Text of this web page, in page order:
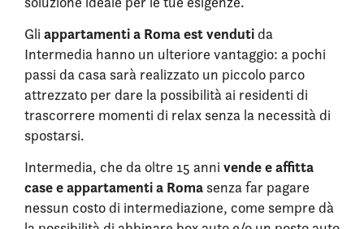
Gli appartamenti a Roma est venduti da
Intermedia hanno un ulteriore vantaggio: a pochi
passi da casa sarà realizzato un piccolo parco
attrezzato per dare la possibilità ai residenti di
trascorrere momenti di relax senza la necessità di
spostarsi.
Intermedia, che da oltre 15 anni vende e affitta
case e appartamenti a Romasenza far pagare
nessun costo di intermediazione, come sempre dà